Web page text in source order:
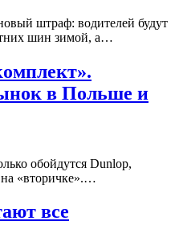
штраф: водителей будут
шин зимой, а…
в Польше и
обойдутся Dunlop,
«вторичке».…
все